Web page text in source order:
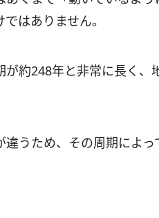
はありません。
が約248年と非常に長く
違うため、その周期によ